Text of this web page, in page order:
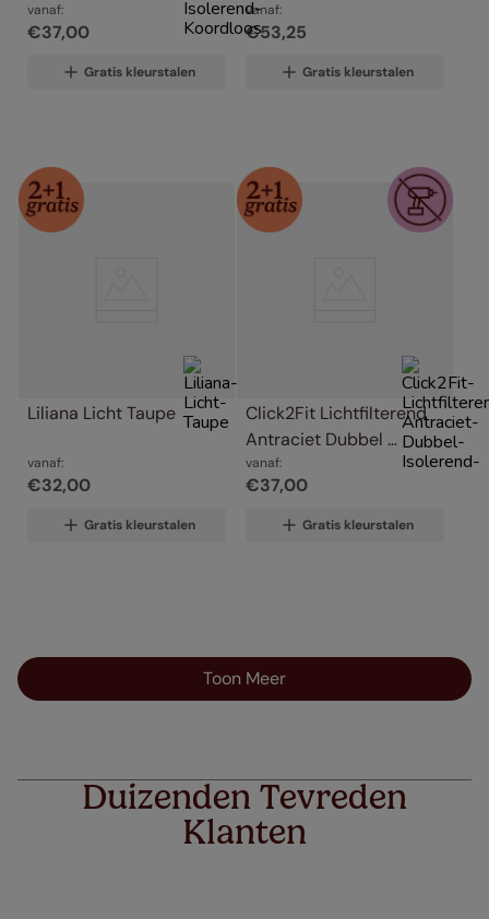
Koordloos
vanaf:
€37,00
Gratis kleurstalen
vanaf:
€53,25
Gratis kleurstalen
Liliana Licht Taupe
vanaf:
€32,00
Gratis kleurstalen
Click2Fit Lichtfilterend
Antraciet Dubbel
Isolerend
vanaf:
€37,00
Gratis kleurstalen
Toon Meer
Duizenden Tevreden
Klanten